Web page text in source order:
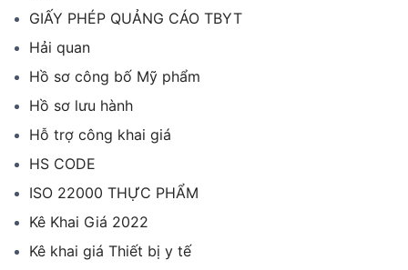
GIẤY PHÉP QUẢNG CÁO TBYT
Hải quan
Hồ sơ công bố Mỹ phẩm
Hồ sơ lưu hành
Hỗ trợ công khai giá
HS CODE
ISO 22000 THỰC PHẨM
Kê Khai Giá 2022
Kê khai giá Thiết bị y tế